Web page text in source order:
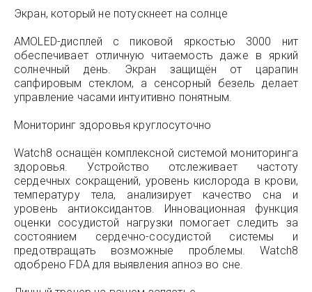
Экран, который не потускнеет на солнце
AMOLED-дисплей с пиковой яркостью 3000 нит
обеспечивает отличную читаемость даже в яркий
солнечный день. Экран защищён от царапин
сапфировым стеклом, а сенсорный безель делает
управление часами интуитивно понятным.
Мониторинг здоровья круглосуточно
Watch8 оснащён комплексной системой мониторинга
здоровья. Устройство отслеживает частоту
сердечных сокращений, уровень кислорода в крови,
температуру тела, анализирует качество сна и
уровень антиоксидантов. Инновационная функция
оценки сосудистой нагрузки помогает следить за
состоянием сердечно-сосудистой системы и
предотвращать возможные проблемы. Watch8
одобрено FDA для выявления апноэ во сне.